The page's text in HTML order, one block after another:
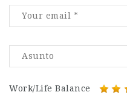
Work/Life Balance